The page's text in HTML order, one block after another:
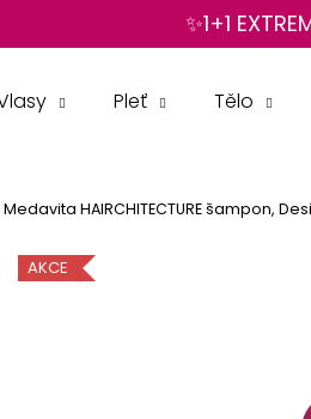
✨1+1
Pleť Tělo
Medavita HAIRCHITECTURE šampon,
AKCE